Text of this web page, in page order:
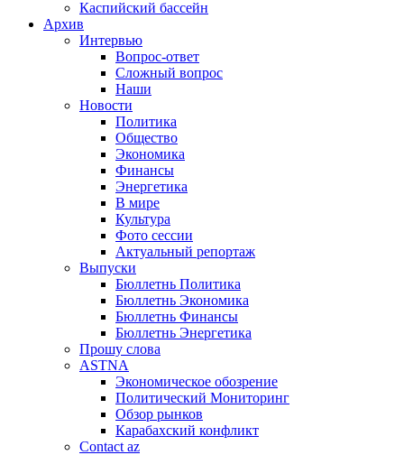
Каспийский бассейн
Архив
Интервью
Вопрос-ответ
Сложный вопрос
Наши
Новости
Политика
Общество
Экономика
Финансы
Энергетика
В мире
Культура
Фото сессии
Актуальный репортаж
Выпуски
Бюллетнь Политика
Бюллетнь Экономика
Бюллетнь Финансы
Бюллетнь Энергетика
Прошу слова
ASTNA
Экономическое обозрение
Политический Мониторинг
Обзор рынков
Карабахский конфликт
Contact az